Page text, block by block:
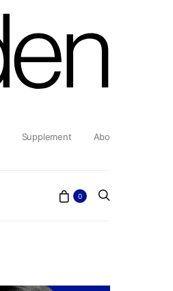
Supplement Abo
0